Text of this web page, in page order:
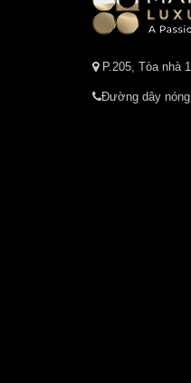
P.205, Tòa nhà
Đường dây